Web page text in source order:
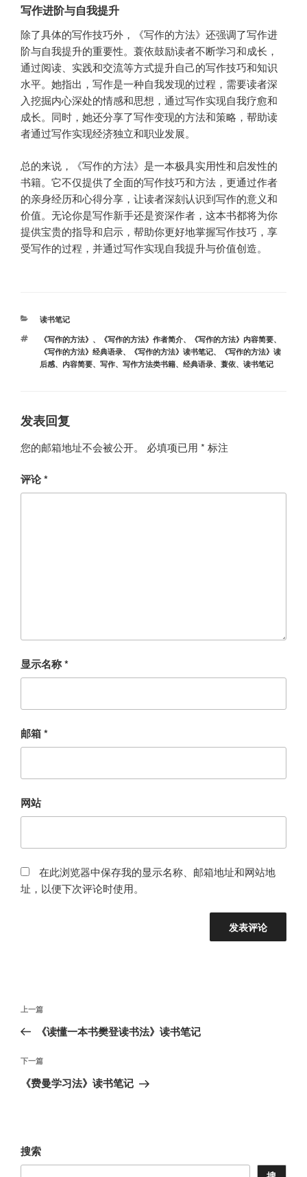
写作进阶与自我提升
除了具体的写作技巧外，《写作的方法》还强调了写作进
阶与自我提升的重要性。蓑依鼓励读者不断学习和成长，
通过阅读、实践和交流等方式提升自己的写作技巧和知识
水平。她指出，写作是一种自我发现的过程，需要读者深
入挖掘内心深处的情感和思想，通过写作实现自我疗愈和
成长。同时，她还分享了写作变现的方法和策略，帮助读
者通过写作实现经济独立和职业发展。
总的来说，《写作的方法》是一本极具实用性和启发性的
书籍。它不仅提供了全面的写作技巧和方法，更通过作者
的亲身经历和心得分享，让读者深刻认识到写作的意义和
价值。无论你是写作新手还是资深作者，这本书都将为你
提供宝贵的指导和启示，帮助你更好地掌握写作技巧，享
受写作的过程，并通过写作实现自我提升与价值创造。
分
读书笔记
标
签
《写作的方法》 、 《写作的方法》作者简介、 《写作的方法》内容简要、
《写作的方法》经典语录、 《写作的方法》读书笔记、
《写作的方法》读
后感、 内容简要、 写作、 写作方法类书籍、 经典语录、 蓑依、 读书笔记
发表回复
您的邮箱地址不会被公开。 必填项已用 * 标注
评论*
显示名称*
邮箱*
网站
在此浏览器中保存我的显示名称、邮箱地址和网站地
址，以便下次评论时使用。
文
导
航
上
一
文
章
上一篇
《读懂一本书樊登读书法》读书笔记
下
一
下一篇
《费曼学习法》读书笔记
搜索